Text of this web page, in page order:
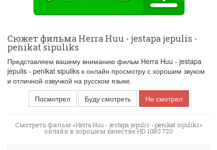
Сюжет фильма Herra Huu - jestapa jepulis -
penikat sipuliks
Представляем вашему вниманию фильм Herra Huu - jestapa
jepulis - penikat sipuliks к онлайн просмотру с хорошим звуком
и отличной озвучкой на русском языке.
Посмотрел
Буду смотреть Не смотрел
Смотреть фильм «Herra Huu - jestapa jepulis - penikat sipuliks»
онлайн в хорошем качестве HD 1080 720